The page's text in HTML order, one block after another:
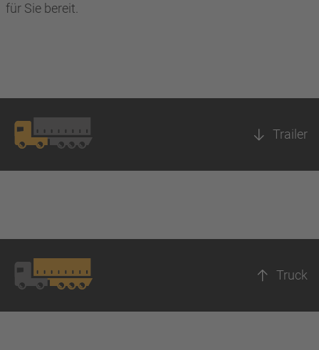
für Sie bereit.
Trailer
Truck